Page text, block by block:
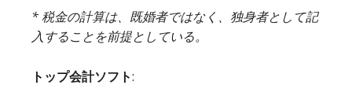
* 税金の計算は、既婚者ではなく、独身者として記
入することを前提としている。
トップ会計ソフト: